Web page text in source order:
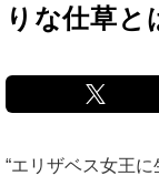
りな仕草と
“エリザベス女王